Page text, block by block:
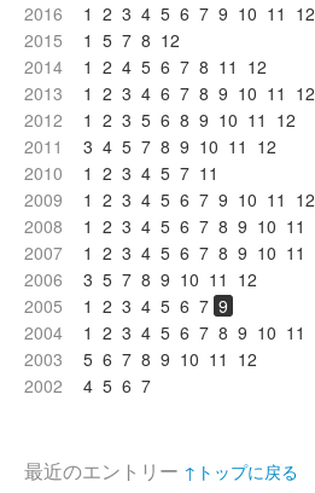
2016
1 2 3 4 5 6 7 9 10 11 12
2015
1 5 7 8 12
2014
1 2 4 5 6 7 8 11 12
2013
1 2 3 4 6 7 8 9 10 11 12
2012
1 2 3 5 6 8 9 10 11 12
2011
3 4 5 7 8 9 10 11 12
2010
1 2 3 4 5 7 11
2009
1 2 3 4 5 6 7 9 10 11 12
2008
1 2 3 4 5 6 7 8 9 10 11
2007
1 2 3 4 5 6 7 8 9 10 11
2006
3 5 7 8 9 10 11 12
2005
1 2 3 4 5 6 7 9
2004
1 2 3 4 5 6 7 8 9 10 11
2003
5 6 7 8 9 10 11 12
2002
4 5 6 7
最近のエントリー ↑トップに戻る